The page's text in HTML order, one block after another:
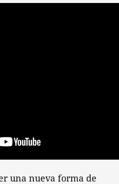
una nueva forma de